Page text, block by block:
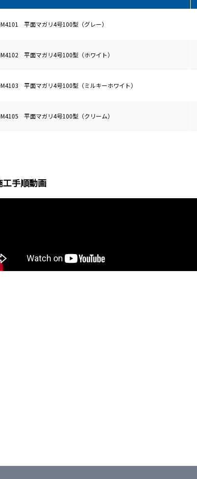
平面マガリ4号100型（グレー）
平面マガリ4号100型（ホワイト）
平面マガリ4号100型（ミルキーホワイト）
平面マガリ4号100型（クリーム）
工手順動画